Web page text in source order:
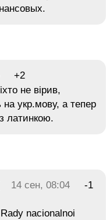
+2
не вірив,
укр.мову, а тепер
латинкою.
14 сен, 08:04 -1
nacionalnoi